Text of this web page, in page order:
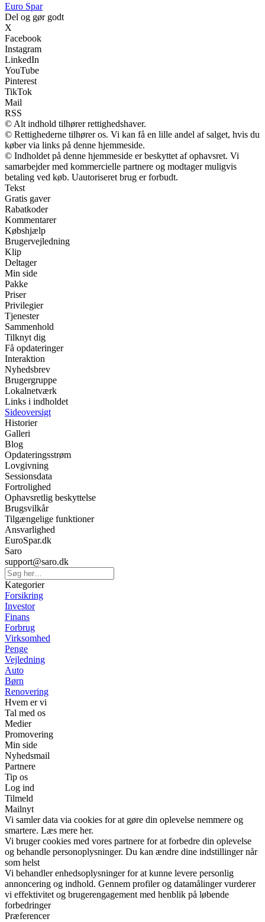
Euro Spar
Del og gør godt
X
Facebook
Instagram
LinkedIn
YouTube
Pinterest
TikTok
Mail
RSS
© Alt indhold tilhører rettighedshaver.
© Rettighederne tilhører os. Vi kan få en lille andel af salget, hvis du
køber via links på denne hjemmeside.
© Indholdet på denne hjemmeside er beskyttet af ophavsret. Vi
samarbejder med kommercielle partnere og modtager muligvis
betaling ved køb. Uautoriseret brug er forbudt.
Tekst
Gratis gaver
Rabatkoder
Kommentarer
Købshjælp
Brugervejledning
Klip
Deltager
Min side
Pakke
Priser
Privilegier
Tjenester
Sammenhold
Tilknyt dig
Få opdateringer
Interaktion
Nyhedsbrev
Brugergruppe
Lokalnetværk
Links i indholdet
Sideoversigt
Historier
Galleri
Blog
Opdateringsstrøm
Lovgivning
Sessionsdata
Fortrolighed
Ophavsretlig beskyttelse
Brugsvilkår
Tilgængelige funktioner
Ansvarlighed
EuroSpar.dk
Saro
support@saro.dk
Kategorier
Forsikring
Investor
Finans
Forbrug
Virksomhed
Penge
Vejledning
Auto
Børn
Renovering
Hvem er vi
Tal med os
Medier
Promovering
Min side
Nyhedsmail
Partnere
Tip os
Log ind
Tilmeld
Mailnyt
Vi samler data via cookies for at gøre din oplevelse nemmere og
smartere. Læs mere her.
Vi bruger cookies med vores partnere for at forbedre din oplevelse
og behandle personoplysninger. Du kan ændre dine indstillinger når
som helst
Vi behandler enhedsoplysninger for at kunne levere personlig
annoncering og indhold. Gennem profiler og datamålinger vurderer
vi effektivitet og brugerengagement med henblik på løbende
forbedringer
Præferencer